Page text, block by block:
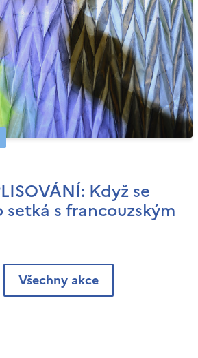
Když se
setká s francouzským
Všechny akce